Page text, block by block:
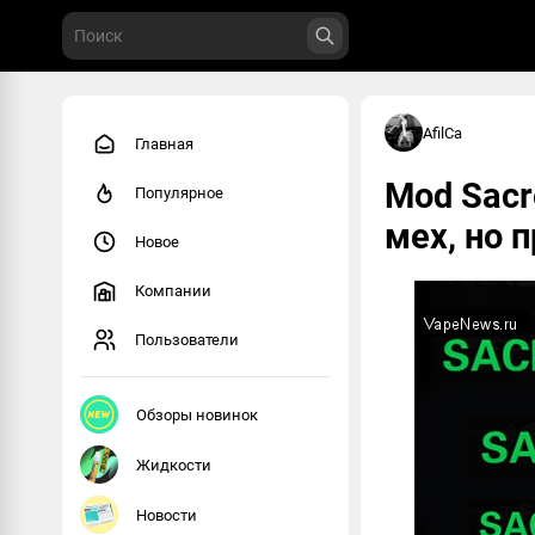
Главная
Популярное
Новое
Компании
Пользователи
Обзоры новинок
Жидкости
Новости
AfilCa
Mod
мех, но